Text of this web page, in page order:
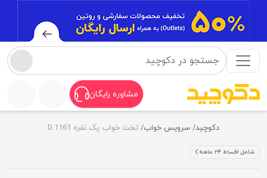
مشاوره رایگان
دکوچید سرویس خواب تخت خواب یک نفره D.1161
شامل اقساط ۲۴ ماهه